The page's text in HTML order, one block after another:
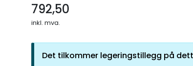
792,50
inkl. mva.
Det tilkommer legeringstillegg på